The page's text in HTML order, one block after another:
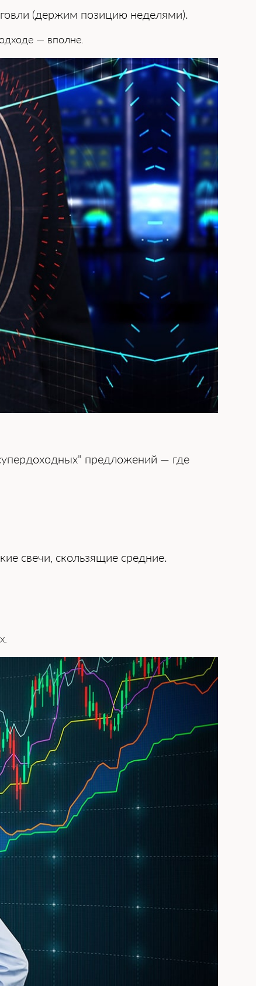
(держим позицию неделями).
— вполне.
предложений — где
свечи, скользящие средние.